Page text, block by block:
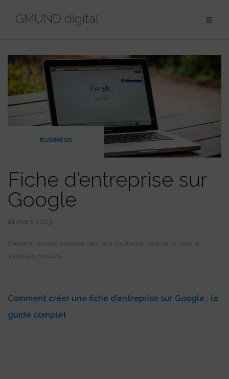
GMUND digital
BUSINESS
Fiche d’entreprise sur
Google
14 mars 2023
Simple et souvent négligée, cela vaut pourtant le coup de s’y pencher
quelques minutes…
Comment créer une fiche d’entreprise sur Google : le
guide complet